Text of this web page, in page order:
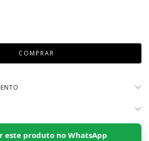
este produto no WhatsApp